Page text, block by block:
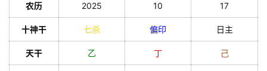
农历 2025 10 17
十神干 七杀 偏印 日主
天干 乙 丁 己